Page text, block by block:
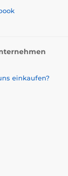
einkaufen?